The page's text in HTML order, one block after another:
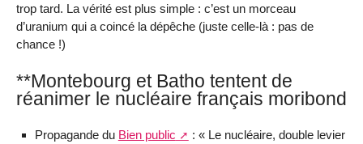
trop tard. La vérité est plus simple : c’est un morceau
d’uranium qui a coincé la dépêche (juste celle-là : pas de
chance !)
**Montebourg et Batho tentent de
réanimer le nucléaire français moribond
Propagande du Bien public
: « Le nucléaire, double levier